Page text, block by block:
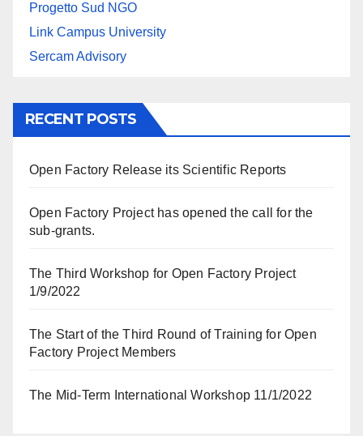
Progetto Sud NGO
Link Campus University
Sercam Advisory
RECENT POSTS
Open Factory Release its Scientific Reports
Open Factory Project has opened the call for the
sub-grants.
The Third Workshop for Open Factory Project
1/9/2022
The Start of the Third Round of Training for Open
Factory Project Members
The Mid-Term International Workshop 11/1/2022